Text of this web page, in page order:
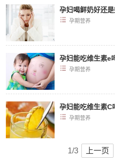
孕妇喝鲜奶好还是
孕期营养
孕妇能吃维生素e
孕期营养
孕妇能吃维生素C
孕期营养
1/3 上一页